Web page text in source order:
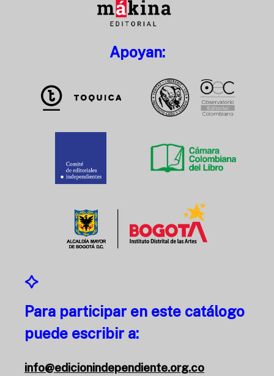
Apoyan:
Para participar en este catálogo
puede escribir a:
info@edicionindependiente.org.co